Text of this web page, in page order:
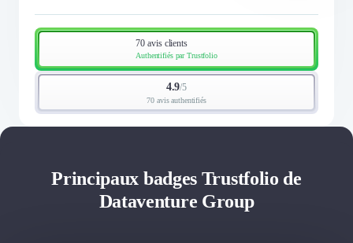
70 avis clients
Authentifiés par Trustfolio
4.9/5
70 avis authentifiés
Principaux badges Trustfolio de
Dataventure Group